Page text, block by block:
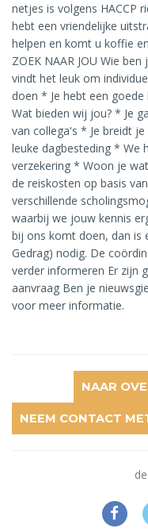
netjes is volgens HACCP
hebt een vriendelijke
helpen en komt u koffie
ZOEK NAAR JOU Wie
vindt het leuk om
doen * Je hebt een
Wat bieden wij jou? * Je
van collega's * Je breidt
leuke dagbesteding * We
verzekering * Woon je
de reiskosten op basis
verschillende
waarbij we jouw kennis
bij ons komt doen, dan is
Gedrag) nodig. De
verder informeren Er zijn
aanvraag Ben je
voor meer informatie.
NAAR
NEEM CONTACT